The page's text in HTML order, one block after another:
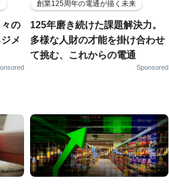
の
メ
創業125周年の電通が描く未来
125年磨き続けた課題解決力。
多様な人財の才能を掛け合わせ
て挑む、これからの電通
Sponsored